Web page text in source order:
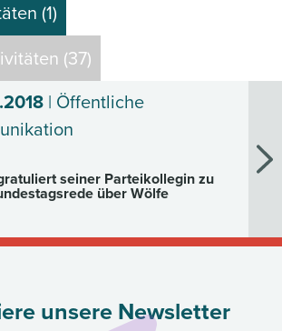
(1)
(37)
| Öffentliche
seiner Parteikollegin zu
über Wölfe
unsere Newsletter